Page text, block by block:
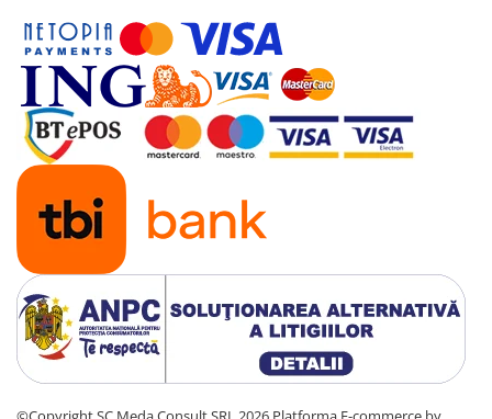
SD Card-uri
Tablete
Tablete inteligente
Accesorii tablete
Telefoane
Smartphone-uri
Accesorii telefoane
Smart Home
Camere supraveghere smart
Prize inteligente
Hub-uri smart